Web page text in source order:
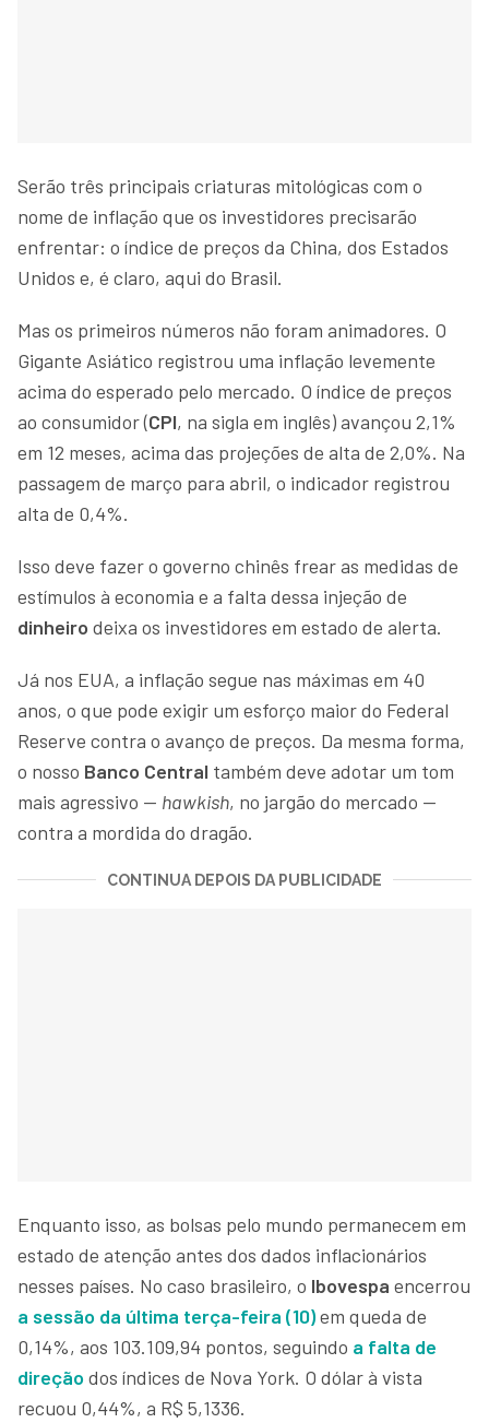
Serão três principais criaturas mitológicas com o
nome de inflação que os investidores precisarão
enfrentar: o índice de preços da China, dos Estados
Unidos e, é claro, aqui do Brasil.
Mas os primeiros números não foram animadores. O
Gigante Asiático registrou uma inflação levemente
acima do esperado pelo mercado. O índice de preços
ao consumidor (CPI, na sigla em inglês) avançou 2,1%
em 12 meses, acima das projeções de alta de 2,0%. Na
passagem de março para abril, o indicador registrou
alta de 0,4%.
Isso deve fazer o governo chinês frear as medidas de
estímulos à economia e a falta dessa injeção de
dinheiro deixa os investidores em estado de alerta.
Já nos EUA, a inflação segue nas máximas em 40
anos, o que pode exigir um esforço maior do Federal
Reserve contra o avanço de preços. Da mesma forma,
o nosso Banco Central também deve adotar um tom
mais agressivo — hawkish, no jargão do mercado —
contra a mordida do dragão.
CONTINUA DEPOIS DA PUBLICIDADE
Enquanto isso, as bolsas pelo mundo permanecem em
estado de atenção antes dos dados inflacionários
nesses países. No caso brasileiro, o Ibovespa encerrou
a sessão da última terça-feira (10)em queda de
0,14%, aos 103.109,94 pontos, seguindo a falta de
direção dos índices de Nova York. O dólar à vista
recuou 0,44%, a R$ 5,1336.